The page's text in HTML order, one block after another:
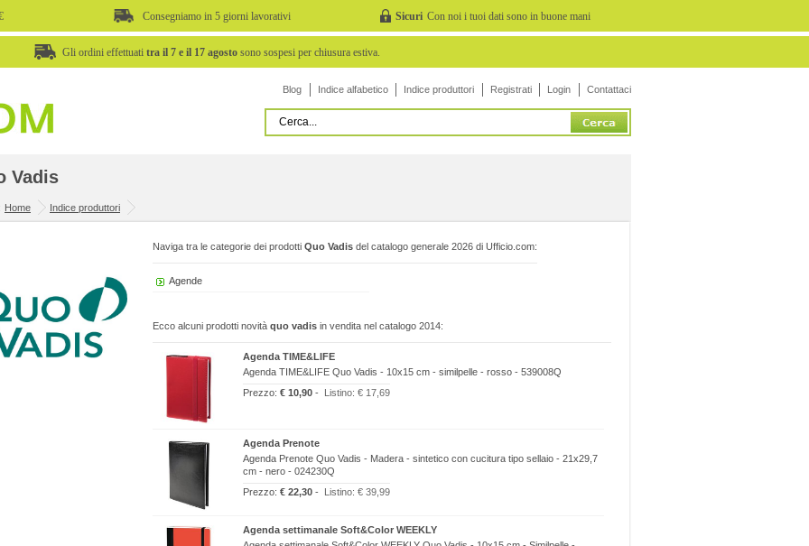
Consegniamo in 5 giorni lavorativi Sicuri Con noi i tuoi dati sono in buone mani
Gli ordini effettuati tra il 7 e il 17 agostosono sospesi per chiusura estiva.
Blog Indice alfabetico Indice produttori Registrati Login Contattaci
Vadis
Home Indice produttori
Naviga tra le categorie dei prodotti Quo Vadis del catalogo generale 2026 di Ufficio.com:
Agende
Ecco alcuni prodotti novità quo vadis in vendita nel catalogo 2014:
Agenda TIME&LIFE
Agenda TIME&LIFE Quo Vadis - 10x15 cm - similpelle - rosso - 539008Q
Prezzo: € 10,90 - Listino: € 17,69
Agenda Prenote
Agenda Prenote Quo Vadis - Madera - sintetico con cucitura tipo sellaio - 21x29,7
cm - nero - 024230Q
Prezzo: € 22,30 - Listino: € 39,99
Agenda settimanale Soft&Color WEEKLY